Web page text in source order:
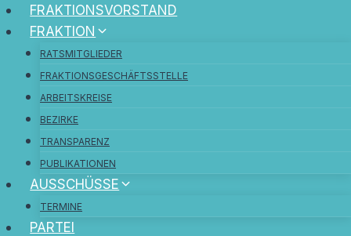
FRAKTIONSVORSTAND
FRAKTION
RATSMITGLIEDER
FRAKTIONSGESCHÄFTSSTELLE
ARBEITSKREISE
BEZIRKE
TRANSPARENZ
PUBLIKATIONEN
AUSSCHÜSSE
TERMINE
PARTEI